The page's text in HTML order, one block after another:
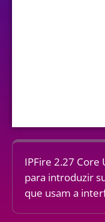
IPFire 2.27 Core
para introduzir
que usam a